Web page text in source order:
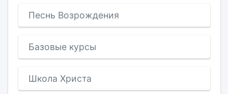
Песнь Возрождения
Базовые курсы
Школа Христа